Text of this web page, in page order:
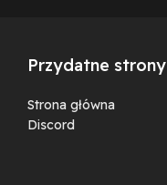
Przydatne strony
Strona główna
Discord